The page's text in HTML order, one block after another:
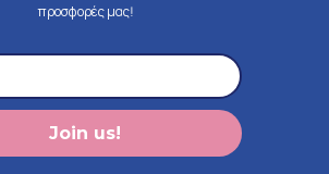
προσφορές μας!
Join us!